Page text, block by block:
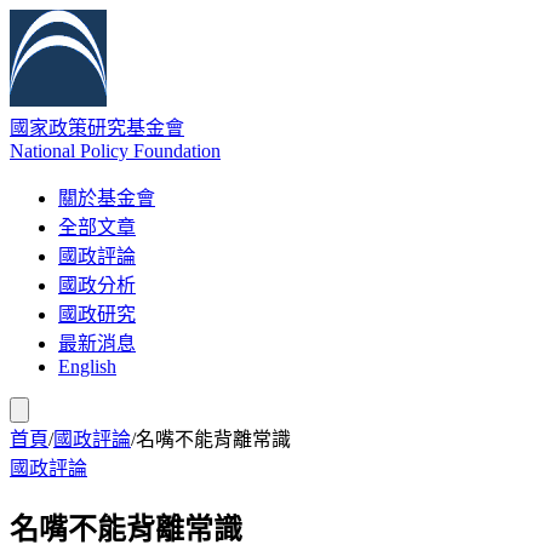
國家政策研究基金會
National Policy Foundation
關於基金會
全部文章
國政評論
國政分析
國政研究
最新消息
English
首頁/國政評論/名嘴不能背離常識
國政評論
名嘴不能背離常識